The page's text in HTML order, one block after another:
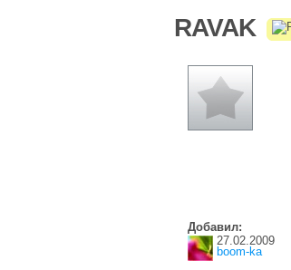
RAVAK
Добавил:
27.02.2009
boom-ka